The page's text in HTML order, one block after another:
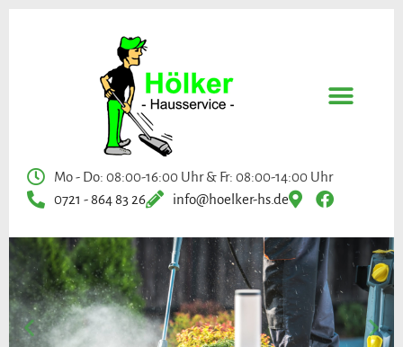
Mo - Do: 08:00-16:00 Uhr & Fr: 08:00-14:00 Uhr
0721 - 864 83 26
info@hoelker-hs.de